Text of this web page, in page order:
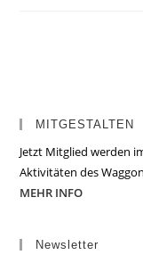
MITGESTALTEN
Jetzt Mitglied werden
Aktivitäten des
MEHR INFO
Newsletter